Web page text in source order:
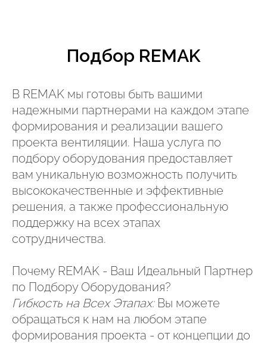
Подбор REMAK
В REMAK мы готовы быть вашими
надежными партнерами на каждом этапе
формирования и реализации вашего
проекта вентиляции. Наша услуга по
подбору оборудования предоставляет
вам уникальную возможность получить
высококачественные и эффективные
решения, а также профессиональную
поддержку на всех этапах
сотрудничества.
Почему REMAK - Ваш Идеальный Партнер
по Подбору Оборудования?
Гибкость на Всех Этапах:Вы можете
обращаться к нам на любом этапе
формирования проекта - от концепции до